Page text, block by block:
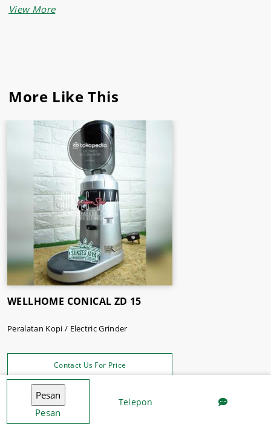
mampu menampung hingga 350 gram.
supplier berbagai kebutuhan bisnis Anda. Sukses Jaya,
Supermarket dan Supplier Mesin Kopi & Bahan Makanan
Malang.
Pesan
Telepon
More Like This
WELLHOME CONICAL ZD 15
Peralatan Kopi / Electric Grinder
Contact Us For Price